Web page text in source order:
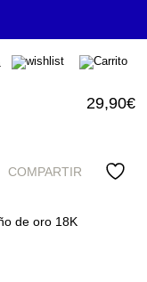
29,90€
de oro 18K
COMPARTIR